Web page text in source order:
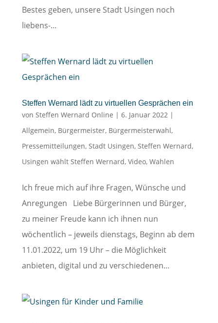
Bestes geben, unsere Stadt Usingen noch
liebens-...
Steffen Wernard lädt zu virtuellen Gesprächen ein
von Steffen Wernard Online | 6. Januar 2022|
Allgemein, Bürgermeister, Bürgermeisterwahl,
Pressemitteilungen, Stadt Usingen, Steffen Wernard,
Usingen wählt Steffen Wernard, Video, Wahlen
Ich freue mich auf ihre Fragen, Wünsche und
Anregungen Liebe Bürgerinnen und Bürger,
zu meiner Freude kann ich ihnen nun
wöchentlich – jeweils dienstags, Beginn ab dem
11.01.2022, um 19 Uhr – die Möglichkeit
anbieten, digital und zu verschiedenen...